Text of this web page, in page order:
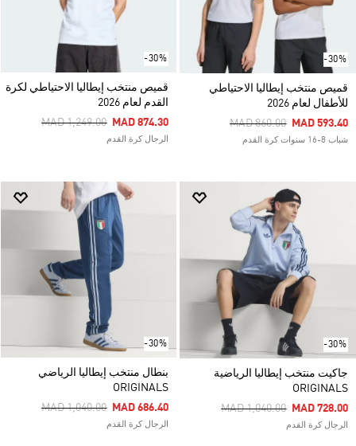
-30%
قميص منتخب إيطاليا الاحتياطي
للأطفال لعام 2026
Price Reduced From
MAD 860.00ToMAD 593.40
شباب 8-16 سنوات كرة القدم
-30%
قميص منتخب إيطاليا الاحتياطي لكرة
القدم لعام 2026
Price Reduced From
MAD 1,249.00ToMAD 874.30
الرجال كرة القدم
-30%
جاكيت منتخب إيطاليا الرياضية
ORIGINALS
Price Reduced From
MAD 1,040.00ToMAD 728.00
الرجال كرة القدم
-30%
بنطال منتخب إيطاليا الرياضي
ORIGINALS
Price Reduced From
MAD 1,040.00ToMAD 686.40
الرجال كرة القدم